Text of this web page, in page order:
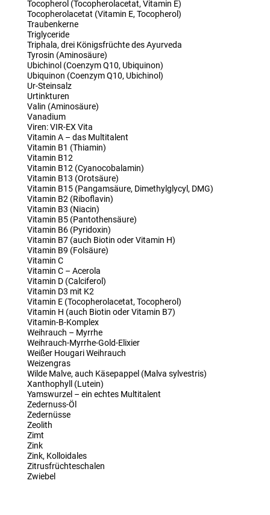
Tocopherol (Tocopherolacetat, Vitamin E)
Tocopherolacetat (Vitamin E, Tocopherol)
Traubenkerne
Triglyceride
Triphala, drei Königsfrüchte des Ayurveda
Tyrosin (Aminosäure)
Ubichinol (Coenzym Q10, Ubiquinon)
Ubiquinon (Coenzym Q10, Ubichinol)
Ur-Steinsalz
Urtinkturen
Valin (Aminosäure)
Vanadium
Viren: VIR-EX Vita
Vitamin A – das Multitalent
Vitamin B1 (Thiamin)
Vitamin B12
Vitamin B12 (Cyanocobalamin)
Vitamin B13 (Orotsäure)
Vitamin B15 (Pangamsäure, Dimethylglycyl, DMG)
Vitamin B2 (Riboflavin)
Vitamin B3 (Niacin)
Vitamin B5 (Pantothensäure)
Vitamin B6 (Pyridoxin)
Vitamin B7 (auch Biotin oder Vitamin H)
Vitamin B9 (Folsäure)
Vitamin C
Vitamin C – Acerola
Vitamin D (Calciferol)
Vitamin D3 mit K2
Vitamin E (Tocopherolacetat, Tocopherol)
Vitamin H (auch Biotin oder Vitamin B7)
Vitamin-B-Komplex
Weihrauch – Myrrhe
Weihrauch-Myrrhe-Gold-Elixier
Weißer Hougari Weihrauch
Weizengras
Wilde Malve, auch Käsepappel (Malva sylvestris)
Xanthophyll (Lutein)
Yamswurzel – ein echtes Multitalent
Zedernuss-Öl
Zedernüsse
Zeolith
Zimt
Zink
Zink, Kolloidales
Zitrusfrüchteschalen
Zwiebel